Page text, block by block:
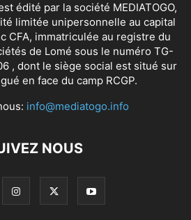
édité par la société MEDIATOGO,
limitée unipersonnelle au capital
CFA, immatriculée au registre du
de Lomé sous le numéro TG-
, dont le siège social est situé sur
en face du camp RCGP.
info@mediatogo.info
NOUS